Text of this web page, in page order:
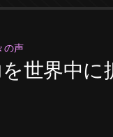
の声
世界中に